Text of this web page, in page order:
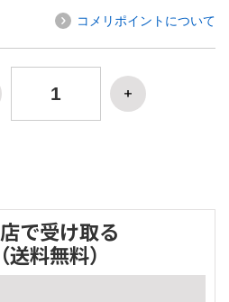
コメリポイントについて
で受け取る
（送料無料）